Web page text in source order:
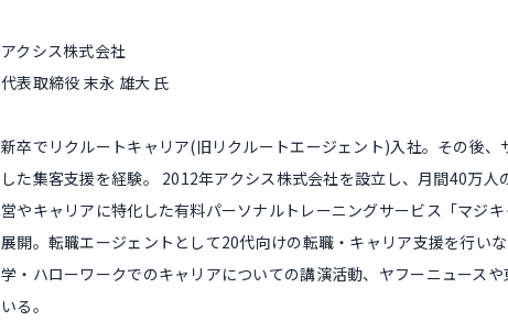
アクシス株式会社
代表取締役 末永 雄大 氏
新卒でリクルートキャリア(旧リクルートエージェント)入社。その後
した集客支援を経験。 2012年アクシス株式会社を設立し、月間40万
営やキャリアに特化した有料パーソナルトレーニングサービス「マジ
展開。転職エージェントとして20代向けの転職・キャリア支援を行い
学・ハローワークでのキャリアについての講演活動、ヤフーニュース
いる。